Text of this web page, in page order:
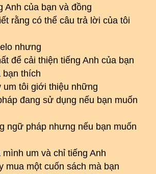
Anh của bạn và đồng
rằng có thể câu trả lời của tôi
nhưng
để cải thiện tiếng Anh của bạn
bạn thích
um tôi giới thiệu những
đang sử dụng nếu bạn muốn
ngữ pháp nhưng nếu bạn muốn
um và chỉ tiếng Anh
mua một cuốn sách mà bạn